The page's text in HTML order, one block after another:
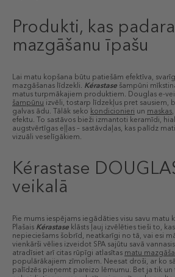
Produkti, kas
mazgāšanu īpašu
Lai matu kopšana būtu patiešām efektīva,
mazgāšanas līdzekli. Kérastase šampūni
matus turpmākajiem produktiem. Douglas e-
šampūnu izvēli, tostarp līdzekļus pret sausiem,
galvas ādu. Tālāk seko kondicionieri un maskas
efektu. To sastāvos bieži izmantoti keramīdi,
augstvērtīgas eļļas – sastāvdaļas, kas palīdz
vizuāli veselīgākiem.
Kérastase
veikalā
Pie mums iespējams iegādāties visu savu matu
Plašais Kérastase klāsts ļauj izvēlēties tieši to,
nepieciešams šobrīd, neatkarīgi no tā, vai esi
vienkārši vēlies izveidot SPA sajūtu savā
atradīsiet arī citas rūpīgi atlasītas matu
populārākajiem zīmoliem. Neesat droši, ar ko
palīdzēs pieņemt pareizo lēmumu. Bet ja tik un